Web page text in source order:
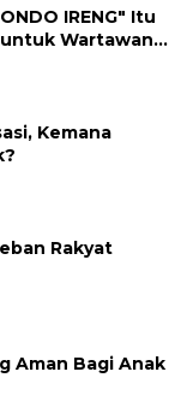
IRENG" Itu
Kemana
Rakyat
Aman Bagi Anak